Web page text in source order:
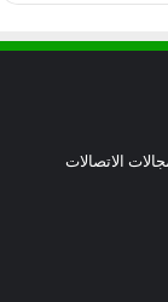
الاتصالات